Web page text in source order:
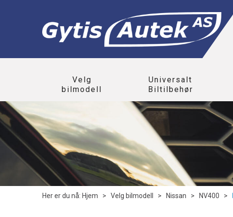
Velg
bilmodell
Universalt
Biltilbehør
Her er du nå: Hjem > Velg bilmodell > Nissan > NV400 >